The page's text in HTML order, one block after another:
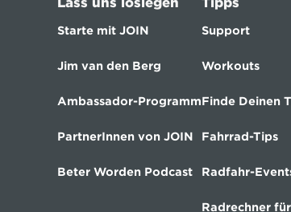
Starte mit JOIN
Jim van den Berg
Ambassador-Programm
PartnerInnen von JOIN
Beter Worden Podcast
Support
Workouts
Finde Deinen
Fahrrad-Tips
Radfahr-
Radrechner